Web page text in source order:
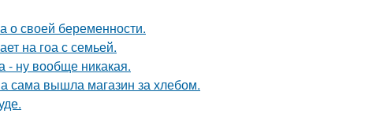
о своей беременности.
на гоа с семьей.
- ну вообще никакая.
сама вышла магазин за хлебом.